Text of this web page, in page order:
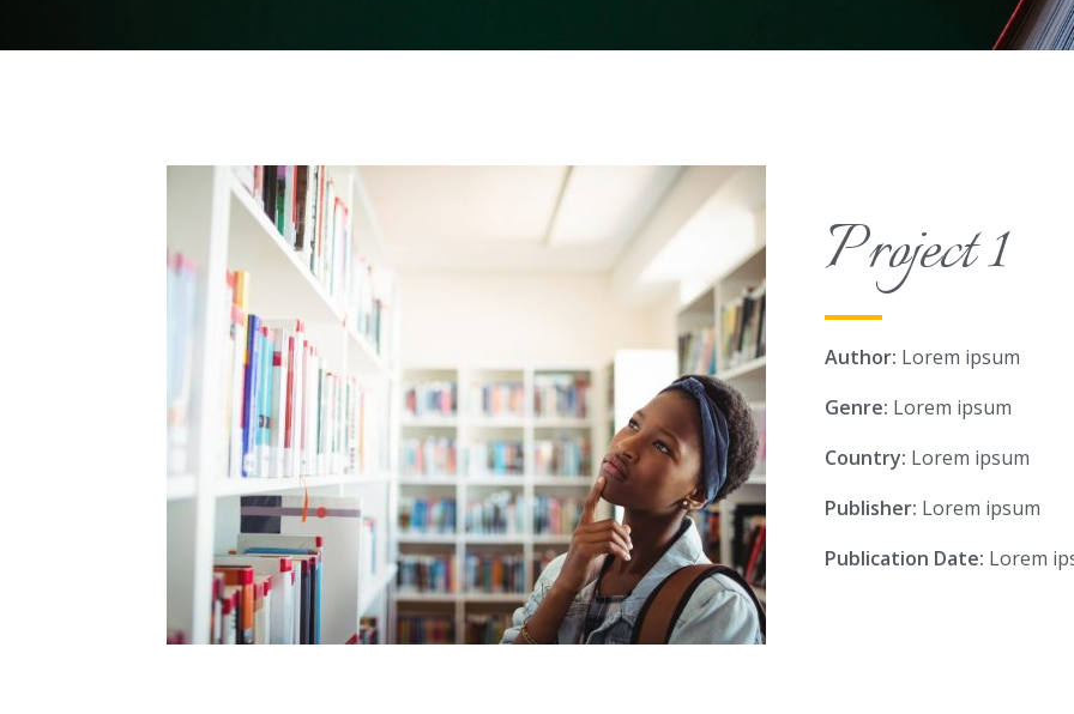
Project 1
Author: Lorem ipsum
Genre: Lorem ipsum
Country: Lorem ipsum
Publisher: Lorem ipsum
Publication Date: Lorem